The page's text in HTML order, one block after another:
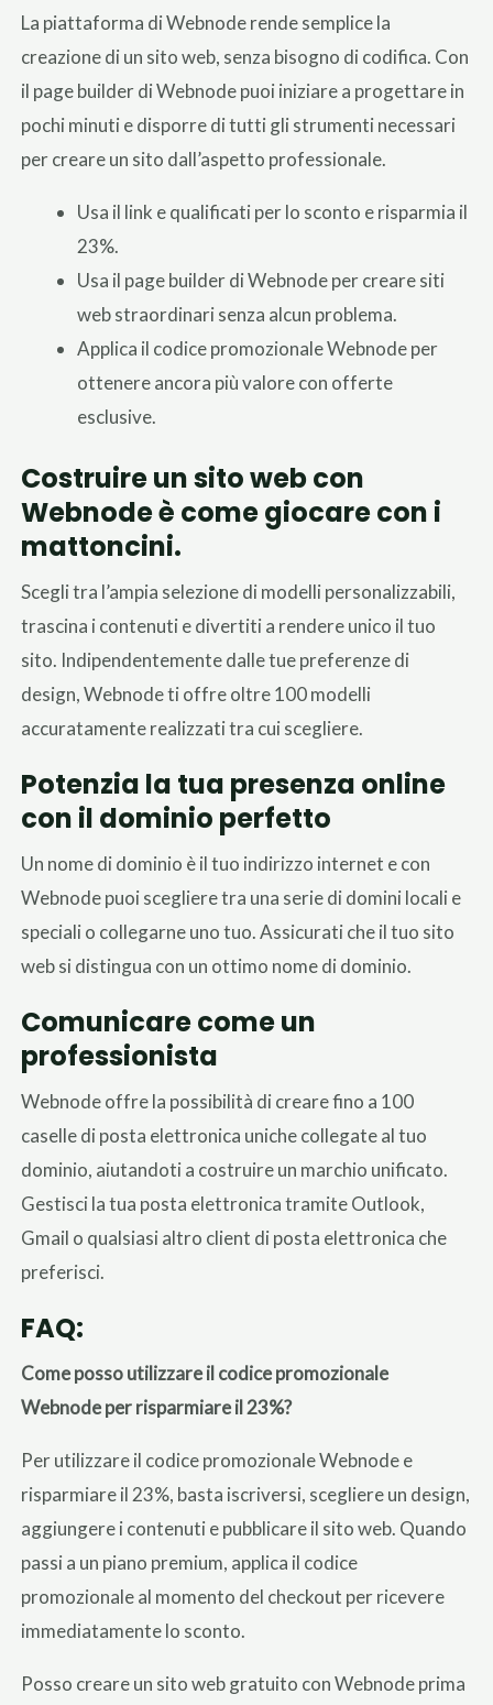
La piattaforma di Webnode rende semplice la
creazione di un sito web, senza bisogno di codifica. Con
il page builder di Webnode puoi iniziare a progettare in
pochi minuti e disporre di tutti gli strumenti necessari
per creare un sito dall’aspetto professionale.
Usa il link e qualificati per lo sconto e risparmia il
23%.
Usa il page builder di Webnode per creare siti
web straordinari senza alcun problema.
Applica il codice promozionale Webnode per
ottenere ancora più valore con offerte
esclusive.
Costruire un sito web con
Webnode è come giocare con i
mattoncini.
Scegli tra l’ampia selezione di modelli personalizzabili,
trascina i contenuti e divertiti a rendere unico il tuo
sito. Indipendentemente dalle tue preferenze di
design, Webnode ti offre oltre 100 modelli
accuratamente realizzati tra cui scegliere.
Potenzia la tua presenza online
con il dominio perfetto
Un nome di dominio è il tuo indirizzo internet e con
Webnode puoi scegliere tra una serie di domini locali e
speciali o collegarne uno tuo. Assicurati che il tuo sito
web si distingua con un ottimo nome di dominio.
Comunicare come un
professionista
Webnode offre la possibilità di creare fino a 100
caselle di posta elettronica uniche collegate al tuo
dominio, aiutandoti a costruire un marchio unificato.
Gestisci la tua posta elettronica tramite Outlook,
Gmail o qualsiasi altro client di posta elettronica che
preferisci.
FAQ:
Come posso utilizzare il codice promozionale
Webnode per risparmiare il 23%?
Per utilizzare il codice promozionale Webnode e
risparmiare il 23%, basta iscriversi, scegliere un design,
aggiungere i contenuti e pubblicare il sito web. Quando
passi a un piano premium, applica il codice
promozionale al momento del checkout per ricevere
immediatamente lo sconto.
Posso creare un sito web gratuito con Webnode prima